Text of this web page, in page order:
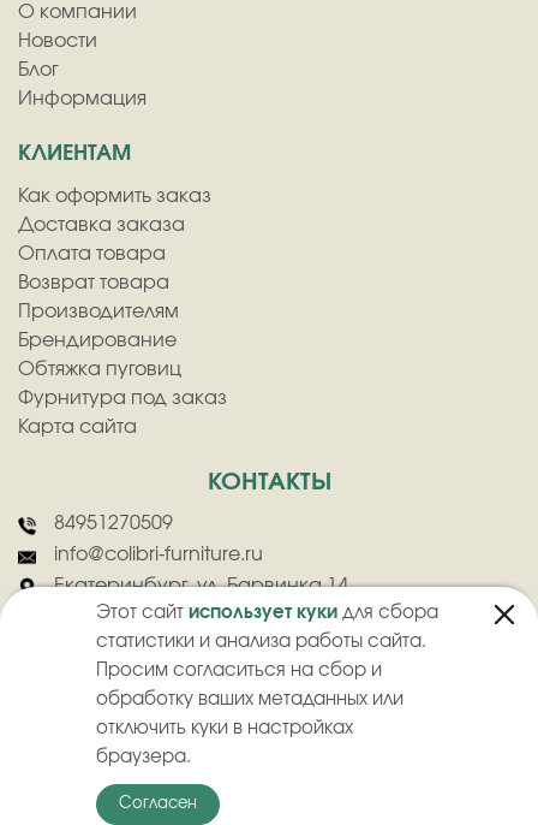
Этот сайт использует куки для сбора
статистики и анализа работы сайта.
Просим согласиться на сбор и
обработку ваших метаданных или
отключить куки в настройках
браузера.
Согласен
О компании
Новости
Блог
Информация
КЛИЕНТАМ
Как оформить заказ
Доставка заказа
Оплата товара
Возврат товара
Производителям
Брендирование
Обтяжка пуговиц
Фурнитура под заказ
Карта сайта
КОНТАКТЫ
84951270509
info@colibri-furniture.ru
Екатеринбург, ул. Барвинка 14
ООО "Колибри" - Оптовая продажа швейной фурнитуры
Политика конфиденциальности
Пользовательское соглашение